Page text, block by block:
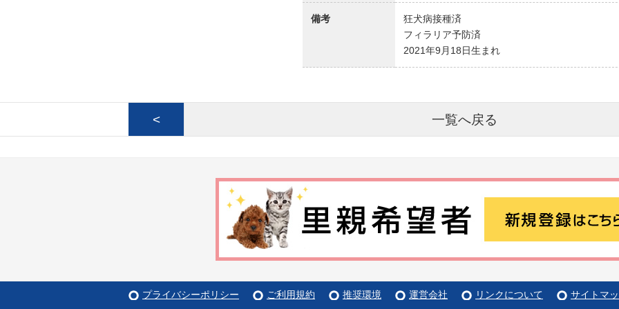
備考
狂犬病接種済
フィラリア予防済
2021年9月18日生まれ
< 一覧へ戻る
プライバシーポリシー ご利用規約 推奨環境 運営会社 リンクについて サイトマ